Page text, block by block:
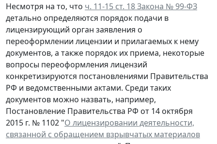
Несмотря на то, что ч. 11-15 ст. 18 Закона № 99-ФЗ
детально определяются порядок подачи в
лицензирующий орган заявления о
переоформлении лицензии и прилагаемых к нему
документов, а также порядок их приема, некоторые
вопросы переоформления лицензий
конкретизируются постановлениями Правительства
РФ и ведомственными актами. Среди таких
документов можно назвать, например,
Постановление Правительства РФ от 14 октября
2015 г. № 1102 "О лицензировании деятельности,
связанной с обращением взрывчатых материалов